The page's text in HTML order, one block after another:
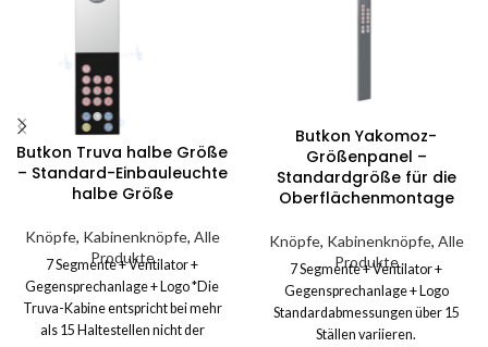
Butkon Truva halbe Größe
– Standard-Einbauleuchte
halbe Größe
Knöpfe, Kabinenknöpfe, Alle
Produkte
7 Segmente + Ventilator +
Gegensprechanlage + Logo *Die
Truva-Kabine entspricht bei mehr
als 15 Haltestellen nicht der
Butkon Yakomoz-
Größenpanel –
Standardgröße für die
Oberflächenmontage
Knöpfe, Kabinenknöpfe, Alle
Produkte
7 Segmente + Ventilator +
Gegensprechanlage + Logo
Standardabmessungen über 15
Ställen variieren.